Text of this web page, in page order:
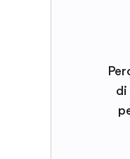
di